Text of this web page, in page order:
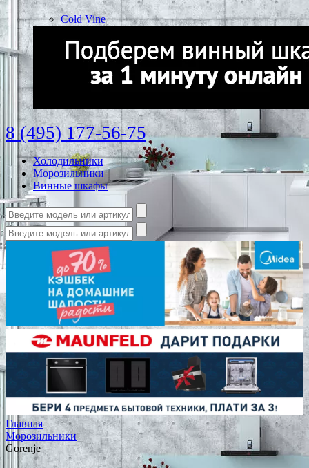
Cold Vine
8 (495) 177-56-75
Холодильники
Морозильники
Винные шкафы
Главная
Морозильники
Gorenje